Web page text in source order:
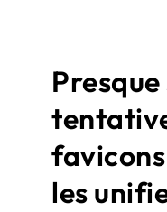
favicons
les